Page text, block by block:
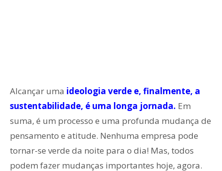
Alcançar uma ideologia verde e, finalmente, a
sustentabilidade, é uma longa jornada. Em
suma, é um processo e uma profunda mudança de
pensamento e atitude. Nenhuma empresa pode
tornar-se verde da noite para o dia! Mas, todos
podem fazer mudanças importantes hoje, agora.